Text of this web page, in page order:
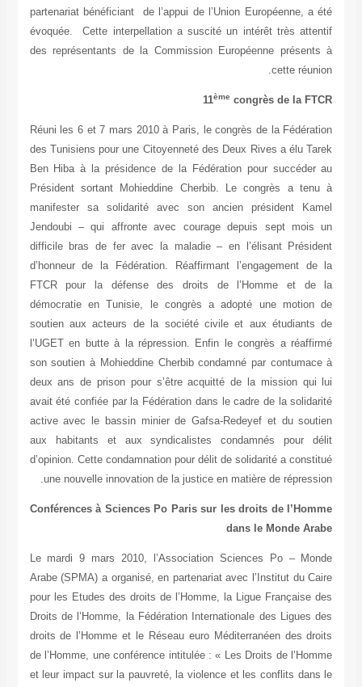
partenariat bénéficiant de l’appui de l’Union Européenne, a
évoquée. Cette interpellation a suscité un intérêt très
des représentants de la Commission Européenne
cette
11ème congrès de la
Réuni les 6 et 7 mars 2010 à Paris, le congrès de la
des Tunisiens pour une Citoyenneté des Deux Rives a élu
Ben Hiba à la présidence de la Fédération pour
Président sortant Mohieddine Cherbib. Le congrès a
manifester sa solidarité avec son ancien président
Jendoubi – qui affronte avec courage depuis sept
difficile bras de fer avec la maladie – en l’élisant
d’honneur de la Fédération. Réaffirmant l’engagement
FTCR pour la défense des droits de l’Homme et
démocratie en Tunisie, le congrès a adopté une
soutien aux acteurs de la société civile et aux
l’UGET en butte à la répression. Enfin le congrès a
son soutien à Mohieddine Cherbib condamné par
deux ans de prison pour s’être acquitté de la mission
avait été confiée par la Fédération dans le cadre de la
active avec le bassin minier de Gafsa-Redeyef et du
aux habitants et aux syndicalistes condamnés pour
d’opinion. Cette condamnation pour délit de solidarité a
une nouvelle innovation de la justice en matière de
Conférences à Sciences Po Paris sur les droits de
dans le Monde
Le mardi 9 mars 2010, l’Association Sciences Po –
Arabe (SPMA) a organisé, en partenariat avec l’Institut du
pour les Etudes des droits de l’Homme, la Ligue Française
Droits de l’Homme, la Fédération Internationale des Ligues
droits de l’Homme et le Réseau euro Méditerranéen des
de l’Homme, une conférence intitulée : « Les Droits de
et leur impact sur la pauvreté, la violence et les conflits